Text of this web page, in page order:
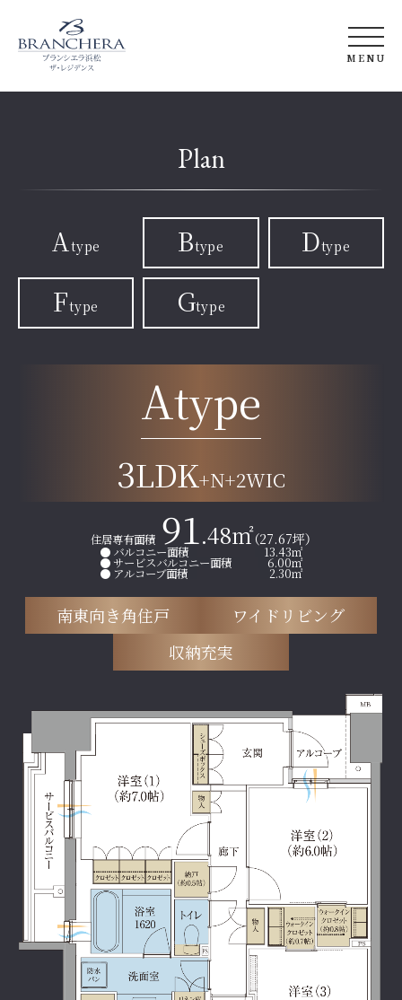
間取り
クオリティ
ZEH-M ブランシエラ
MENU
Plan
Atype Btype Dtype
Ftype Gtype
Atype
3LDK+N+2WIC
住居専有面積 91.48㎡（27.67坪）
● バルコニー面積 13.43㎡
● サービスバルコニー面積 6.00㎡
● アルコーブ面積 2.30㎡
南東向き角住戸
ワイドリビング
収納充実